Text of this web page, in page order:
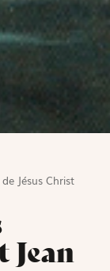
Jésus Christ
Jean